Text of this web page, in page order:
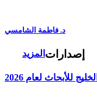
د. فاطمة الشامسي
المزيد إصدارات
للأبحاث لعام 2026